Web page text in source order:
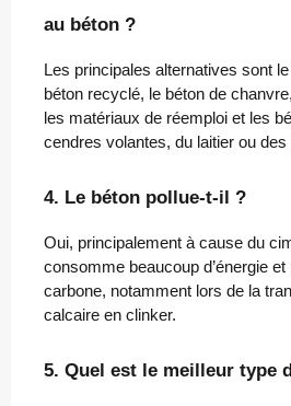
au béton ?
Les principales alternatives sont
béton recyclé, le béton de
les matériaux de réemploi et les
cendres volantes, du laitier ou des
4. Le béton pollue-t-il ?
Oui, principalement à cause du
consomme beaucoup d’énergie
carbone, notamment lors de la
calcaire en clinker.
5. Quel est le meilleur type